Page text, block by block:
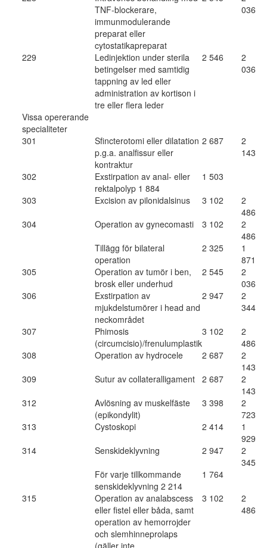
TNF-blockerare,
immunmodulerande
preparat eller
cytostatikapreparat
036
229
Ledinjektion under sterila
betingelser med samtidig
tappning av led eller
administration av kortison i
tre eller flera leder
2 546
2
036
Vissa opererande
specialiteter
301
Sfincterotomi eller dilatation
p.g.a. analfissur eller
kontraktur
2 687
2
143
302
Exstirpation av anal- eller
rektalpolyp 1 884
1 503
303
Excision av pilonidalsinus 3 102
2
486
304
Operation av gynecomasti 3 102
2
486
Tillägg för bilateral
operation
2 325
1
871
305
Operation av tumör i ben,
brosk eller underhud
2 545
2
036
306
Exstirpation av
mjukdelstumörer i head and
neckområdet
2 947
2
344
307
Phimosis
(circumcisio)/frenulumplastik
3 102
2
486
308
Operation av hydrocele 2 687
2
143
309
Sutur av collateralligament 2 687
2
143
312
Avlösning av muskelfäste
(epikondylit)
3 398
2
723
313
Cystoskopi 2 414
1
929
314
Senskideklyvning 2 947
2
345
För varje tillkommande
senskideklyvning 2 214
1 764
315
Operation av analabscess
eller fistel eller båda, samt
operation av hemorrojder
och slemhinneprolaps
(gäller inte
3 102
2
486